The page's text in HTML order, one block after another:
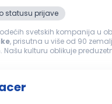
statusu prijave
svetskih kompanija u
, prisutna u više od 90
Našu kulturu oblikuje